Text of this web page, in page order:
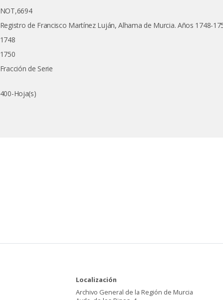
NOT,6694
Registro de Francisco Martínez Luján, Alhama de Murcia. Años 1748-
1748
1750
Fracción de Serie
400-Hoja(s)
Localización
Archivo General de la Región de Murcia